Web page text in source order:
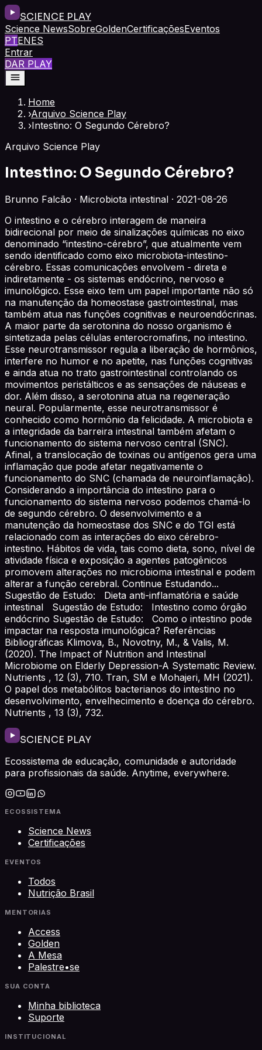
SCIENCE PLAY
Science NewsSobreGoldenCertificaçõesEventos
PTENES
Entrar
DAR PLAY
Home
›Arquivo Science Play
›Intestino: O Segundo Cérebro?
Arquivo Science Play
Intestino: O Segundo Cérebro?
Brunno Falcão · Microbiota intestinal · 2021-08-26
O intestino e o cérebro interagem de maneira
bidirecional por meio de sinalizações químicas no eixo
denominado “intestino-cérebro”, que atualmente vem
sendo identificado como eixo microbiota-intestino-
cérebro. Essas comunicações envolvem - direta e
indiretamente - os sistemas endócrino, nervoso e
imunológico. Esse eixo tem um papel importante não só
na manutenção da homeostase gastrointestinal, mas
também atua nas funções cognitivas e neuroendócrinas.
A maior parte da serotonina do nosso organismo é
sintetizada pelas células enterocromafins, no intestino.
Esse neurotransmissor regula a liberação de hormônios,
interfere no humor e no apetite, nas funções cognitivas
e ainda atua no trato gastrointestinal controlando os
movimentos peristálticos e as sensações de náuseas e
dor. Além disso, a serotonina atua na regeneração
neural. Popularmente, esse neurotransmissor é
conhecido como hormônio da felicidade. A microbiota e
a integridade da barreira intestinal também afetam o
funcionamento do sistema nervoso central (SNC).
Afinal, a translocação de toxinas ou antígenos gera uma
inflamação que pode afetar negativamente o
funcionamento do SNC (chamada de neuroinflamação).
Considerando a importância do intestino para o
funcionamento do sistema nervoso podemos chamá-lo
de segundo cérebro. O desenvolvimento e a
manutenção da homeostase dos SNC e do TGI está
relacionado com as interações do eixo cérebro-
intestino. Hábitos de vida, tais como dieta, sono, nível de
atividade física e exposição a agentes patogênicos
promovem alterações no microbioma intestinal e podem
alterar a função cerebral. Continue Estudando...
Sugestão de Estudo: Dieta anti-inflamatória e saúde
intestinal Sugestão de Estudo: Intestino como órgão
endócrino Sugestão de Estudo: Como o intestino pode
impactar na resposta imunológica? Referências
Bibliográficas Klimova, B., Novotny, M., & Valis, M.
(2020). The Impact of Nutrition and Intestinal
Microbiome on Elderly Depression-A Systematic Review.
Nutrients , 12 (3), 710. Tran, SM e Mohajeri, MH (2021).
O papel dos metabólitos bacterianos do intestino no
desenvolvimento, envelhecimento e doença do cérebro.
Nutrients , 13 (3), 732.
SCIENCE PLAY
Ecossistema de educação, comunidade e autoridade
para profissionais da saúde. Anytime, everywhere.
ECOSSISTEMA
Science News
Certificações
EVENTOS
Todos
Nutrição Brasil
MENTORIAS
Access
Golden
A Mesa
Palestre•se
SUA CONTA
Minha biblioteca
Suporte
INSTITUCIONAL